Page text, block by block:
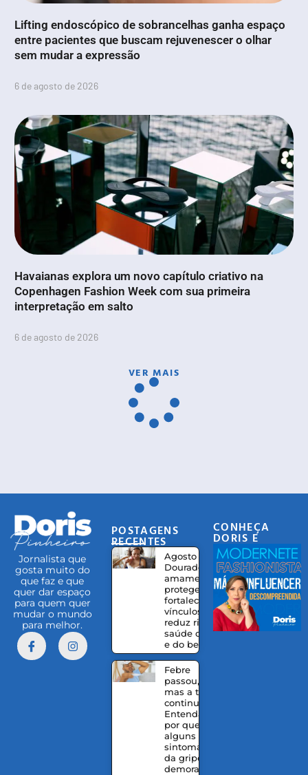
Lifting endoscópico de sobrancelhas ganha espaço
entre pacientes que buscam rejuvenescer o olhar
sem mudar a expressão
6 de agosto de 2026
Havaianas explora um novo capítulo criativo na
Copenhagen Fashion Week com sua primeira
interpretação em salto
6 de agosto de 2026
VER MAIS
Jornalista que
gosta muito do
que faz e que
quer dar espaço
para quem quer
mudar o mundo
para melhor.
POSTAGENS
RECENTES
Agosto
Dourado:
amamentação
protege,
fortalece
vínculos e
reduz riscos à
saúde da mãe
e do bebê
Febre
passou,
mas a tosse
continua?
Entenda
por que
alguns
sintomas
da gripe
demoram a
CONHEÇA
DORIS E
EQUIPE